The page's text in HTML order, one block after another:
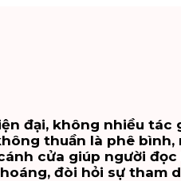
đại, không nhiều
thuần là phê
cửa giúp người
đòi hỏi sự tham